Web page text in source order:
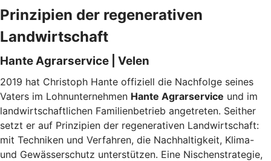
Prinzipien der regenerativen
Landwirtschaft
Hante Agrarservice | Velen
2019 hat Christoph Hante offiziell die Nachfolge seines
Vaters im Lohnunternehmen Hante Agrarservice und im
landwirtschaftlichen Familienbetrieb angetreten. Seither
setzt er auf Prinzipien der regenerativen Landwirtschaft:
mit Techniken und Verfahren, die Nachhaltigkeit, Klima-
und Gewässerschutz unterstützen. Eine Nischenstrategie,